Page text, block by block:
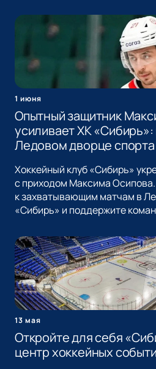
1 июня
Опытный защитник
усиливает ХК
Ледовом дворце спорта
Хоккейный клуб «Сибирь»
с приходом Максима
к захватывающим матчам в
«Сибирь» и поддержите
13 мая
Откройте для себя
центр хоккейных